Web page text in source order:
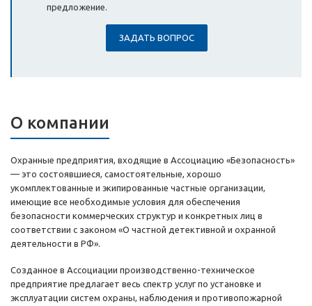
предложение.
ЗАДАТЬ ВОПРОС
О компании
Охранные предприятия, входящие в Ассоциацию «Безопасность»
— это состоявшиеся, самостоятельные, хорошо
укомплектованные и экипированные частные организации,
имеющие все необходимые условия для обеспечения
безопасности коммерческих структур и конкретных лиц в
соответствии с законом «О частной детективной и охранной
деятельности в РФ».
Созданное в Ассоциации производственно-техническое
предприятие предлагает весь спектр услуг по установке и
эксплуатации систем охраны, наблюдения и противопожарной